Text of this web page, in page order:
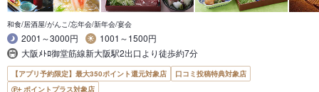
和食/居酒屋/がんこ/忘年会/新年会/宴会
2001～3000円
1001～1500円
大阪ﾒﾄﾛ御堂筋線新大阪駅2出口より徒歩約7分
【アプリ予約限定】最大350ポイント還元対象店
口コミ投稿特典対象店
ポイントプラス対象店